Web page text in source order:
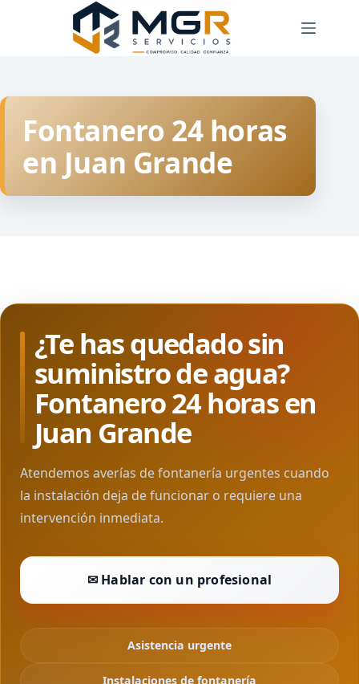
Fontanero 24 horas
en Juan Grande
¿Te has quedado sin
suministro de agua?
Fontanero 24 horas en
Juan Grande
Atendemos averías de fontanería urgentes cuando
la instalación deja de funcionar o requiere una
intervención inmediata.
✉ Hablar con un profesional
Asistencia urgente
Instalaciones de fontanería